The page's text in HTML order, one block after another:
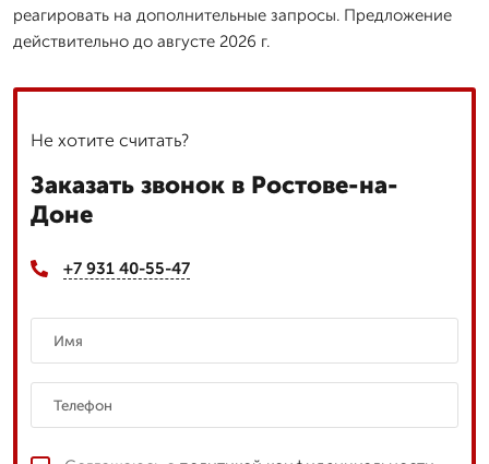
реагировать на дополнительные запросы. Предложение
действительно до августе 2026 г.
Не хотите считать?
Заказать звонок в Ростове-на-
Доне
+7 931 40-55-47